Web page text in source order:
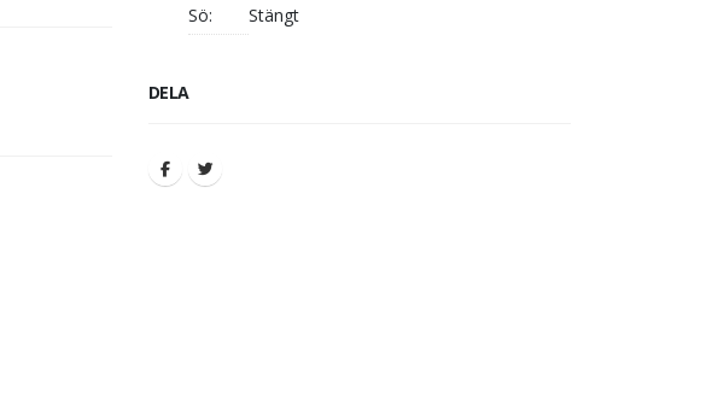
Sö:
Stängt
DELA